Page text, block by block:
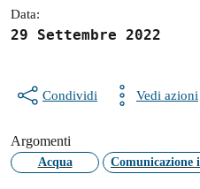
Data:
29 Settembre 2022
Condividi Vedi azioni
Argomenti
Acqua Comunicazione